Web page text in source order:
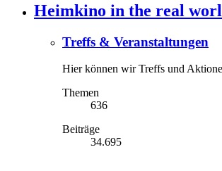
Heimkino in the real
Treffs & Veranstaltungen
Hier können wir Treffs und
Themen
636
Beiträge
34.695